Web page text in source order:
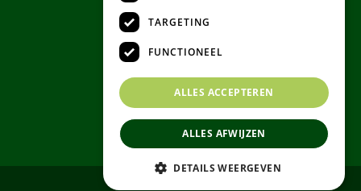
TARGETING
FUNCTIONEEL
ALLES ACCEPTEREN
ALLES AFWIJZEN
DETAILS WEERGEVEN